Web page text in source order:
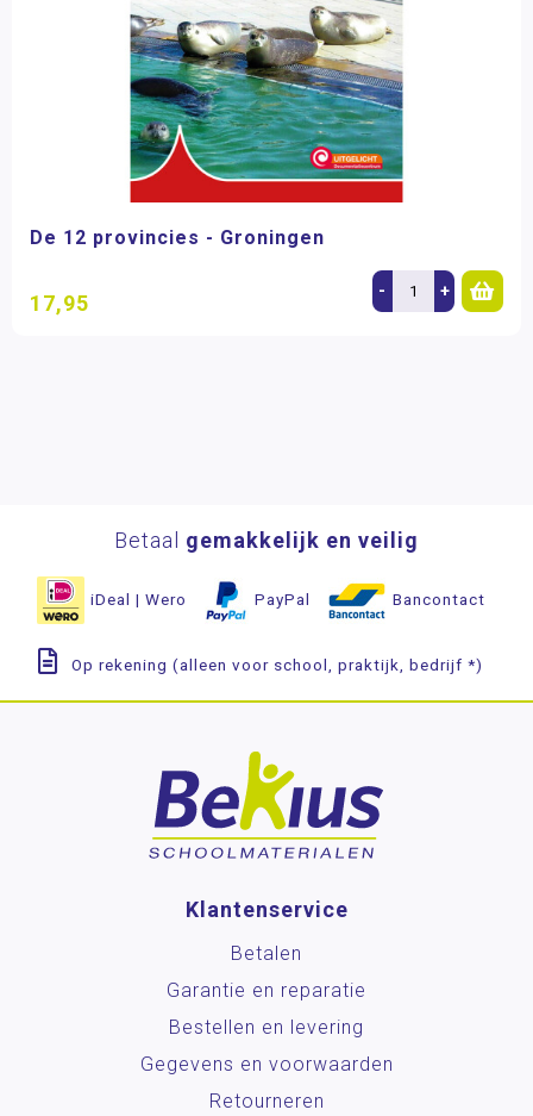
De 12 provincies - Groningen
17,95 - +
Betaal gemakkelijk en veilig
iDeal | Wero PayPal Bancontact
Op rekening (alleen voor school, praktijk, bedrijf *)
Klantenservice
Betalen
Garantie en reparatie
Bestellen en levering
Gegevens en voorwaarden
Retourneren